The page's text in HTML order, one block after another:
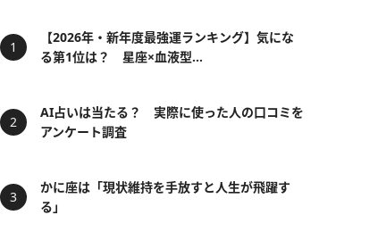
【2026年・新年度最強運ランキング】気にな
る第1位は？ 星座×血液型...
AI占いは当たる？ 実際に使った人の口コミを
アンケート調査
かに座は「現状維持を手放すと人生が飛躍す
る」